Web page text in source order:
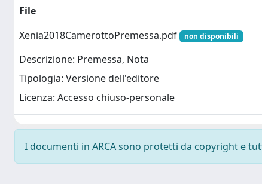
File
Xenia2018CamerottoPremessa.pdf
non disponibili
Descrizione: Premessa, Nota
Tipologia: Versione dell'editore
Licenza: Accesso chiuso-personale
I documenti in ARCA sono protetti da copyright e